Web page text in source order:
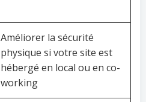
Améliorer la sécurité
physique si votre site est
hébergé en local ou en co-
working